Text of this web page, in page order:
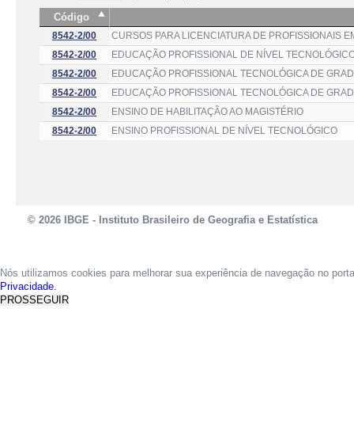
Código
8542-2/00
CURSOS PARA LICENCIATURA DE PROFISSIONAIS
8542-2/00
EDUCAÇÃO PROFISSIONAL DE NÍVEL
8542-2/00
EDUCAÇÃO PROFISSIONAL TECNOLÓGICA DE
8542-2/00
EDUCAÇÃO PROFISSIONAL TECNOLÓGICA DE
8542-2/00
ENSINO DE HABILITAÇÃO AO MAGISTÉRIO
8542-2/00
ENSINO PROFISSIONAL DE NÍVEL TECNOLÓGICO
© 2026 IBGE - Instituto Brasileiro de Geografia e Estatística
Nós utilizamos cookies para melhorar sua experiência de navegação no
Privacidade.
PROSSEGUIR